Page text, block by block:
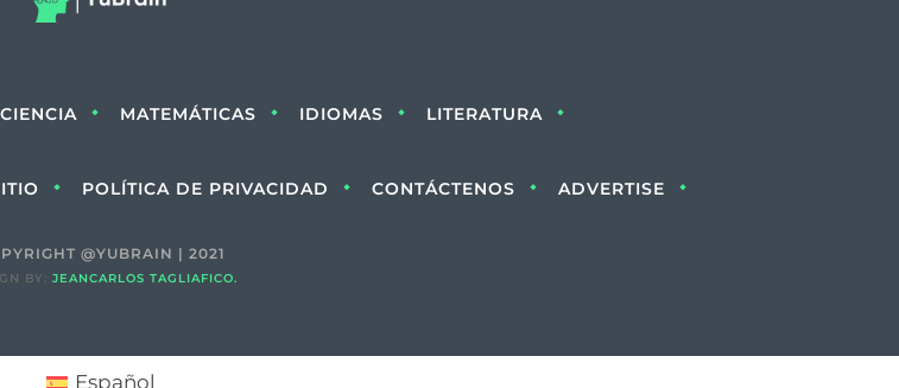
CIENCIA MATEMÁTICAS IDIOMAS
LITERATURA
POLÍTICA DE PRIVACIDAD CONTÁCTENOS
ADVERTISE
@YUBRAIN | 2021
BY: JEANCARLOS TAGLIAFICO.
Español